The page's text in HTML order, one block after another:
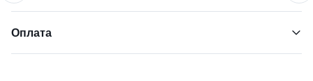
Оплата